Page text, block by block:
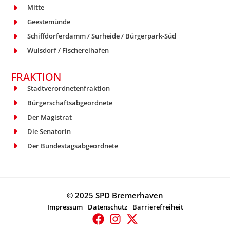
Mitte
Geestemünde
Schiffdorferdamm / Surheide / Bürgerpark-Süd
Wulsdorf / Fischereihafen
FRAKTION
Stadtverordnetenfraktion
Bürgerschaftsabgeordnete
Der Magistrat
Die Senatorin
Der Bundestagsabgeordnete
© 2025 SPD Bremerhaven
Impressum Datenschutz Barrierefreiheit